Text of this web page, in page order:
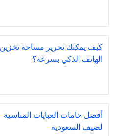
كيف يمكنك تحرير مساحة تخزين
الهاتف الذكي بسرعة؟
أفضل خامات العبايات المناسبة
لصيف السعودية